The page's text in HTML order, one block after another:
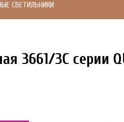
СВЕТИЛЬНИКИ
3661/3C серии